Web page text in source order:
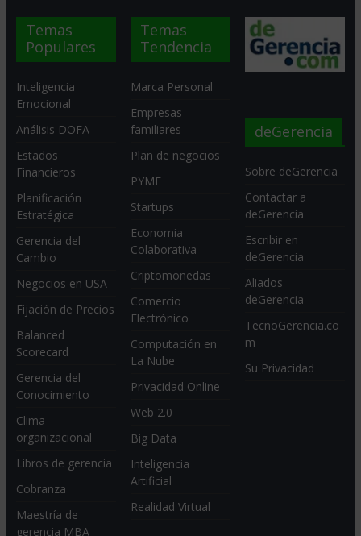
Temas
Populares
Inteligencia
Emocional
Análisis DOFA
Estados
Financieros
Planificación
Estratégica
Gerencia del
Cambio
Negocios en USA
Fijación de Precios
Balanced
Scorecard
Gerencia del
Conocimiento
Clima
organizacional
Libros de gerencia
Cobranza
Maestría de
gerencia MBA
Temas
Tendencia
Marca Personal
Empresas
familiares
Plan de negocios
PYME
Startups
Economia
Colaborativa
Criptomonedas
Comercio
Electrónico
Computación en
La Nube
Privacidad Online
Web 2.0
Big Data
Inteligencia
Artificial
Realidad Virtual
deGerencia
Sobre deGerencia
Contactar a
deGerencia
Escribir en
deGerencia
Aliados
deGerencia
TecnoGerencia.co
m
Su Privacidad